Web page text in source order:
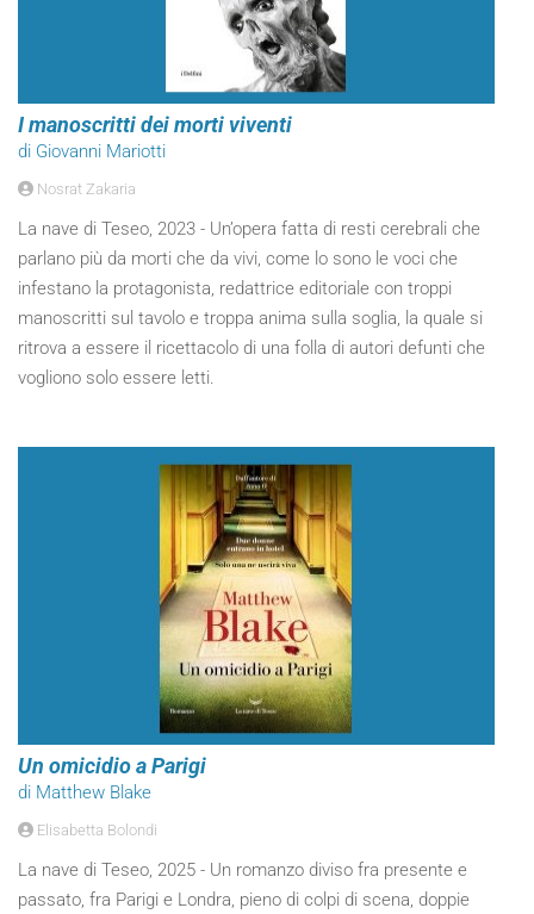
I manoscritti dei morti viventi
di Giovanni Mariotti
Nosrat Zakaria
La nave di Teseo, 2023 - Un’opera fatta di resti cerebrali che
parlano più da morti che da vivi, come lo sono le voci che
infestano la protagonista, redattrice editoriale con troppi
manoscritti sul tavolo e troppa anima sulla soglia, la quale si
ritrova a essere il ricettacolo di una folla di autori defunti che
vogliono solo essere letti.
Un omicidio a Parigi
di Matthew Blake
Elisabetta Bolondi
La nave di Teseo, 2025 - Un romanzo diviso fra presente e
passato, fra Parigi e Londra, pieno di colpi di scena, doppie